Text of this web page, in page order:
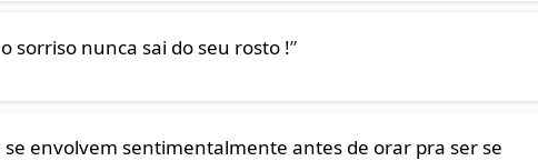
sorriso nunca sai do seu rosto !”
envolvem sentimentalmente antes de orar pra ser se